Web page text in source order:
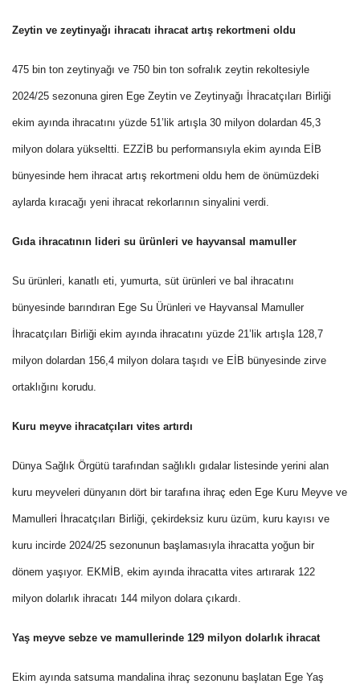
Zeytin ve zeytinyağı ihracatı ihracat artış rekortmeni oldu
475 bin ton zeytinyağı ve 750 bin ton sofralık zeytin rekoltesiyle
2024/25 sezonuna giren Ege Zeytin ve Zeytinyağı İhracatçıları Birliği
ekim ayında ihracatını yüzde 51’lik artışla 30 milyon dolardan 45,3
milyon dolara yükseltti. EZZİB bu performansıyla ekim ayında EİB
bünyesinde hem ihracat artış rekortmeni oldu hem de önümüzdeki
aylarda kıracağı yeni ihracat rekorlarının sinyalini verdi.
Gıda ihracatının lideri su ürünleri ve hayvansal mamuller
Su ürünleri, kanatlı eti, yumurta, süt ürünleri ve bal ihracatını
bünyesinde barındıran Ege Su Ürünleri ve Hayvansal Mamuller
İhracatçıları Birliği ekim ayında ihracatını yüzde 21’lik artışla 128,7
milyon dolardan 156,4 milyon dolara taşıdı ve EİB bünyesinde zirve
ortaklığını korudu.
Kuru meyve ihracatçıları vites artırdı
Dünya Sağlık Örgütü tarafından sağlıklı gıdalar listesinde yerini alan
kuru meyveleri dünyanın dört bir tarafına ihraç eden Ege Kuru Meyve ve
Mamulleri İhracatçıları Birliği, çekirdeksiz kuru üzüm, kuru kayısı ve
kuru incirde 2024/25 sezonunun başlamasıyla ihracatta yoğun bir
dönem yaşıyor. EKMİB, ekim ayında ihracatta vites artırarak 122
milyon dolarlık ihracatı 144 milyon dolara çıkardı.
Yaş meyve sebze ve mamullerinde 129 milyon dolarlık ihracat
Ekim ayında satsuma mandalina ihraç sezonunu başlatan Ege Yaş